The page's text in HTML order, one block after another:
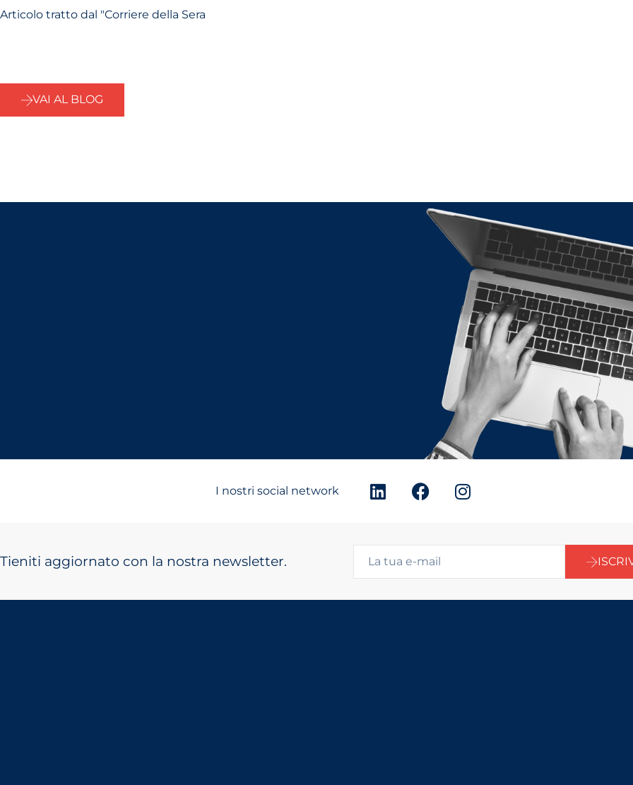
Articolo tratto dal "Corriere della Sera
VAI AL BLOG
I nostri social network
Tieniti aggiornato con la nostra newsletter.